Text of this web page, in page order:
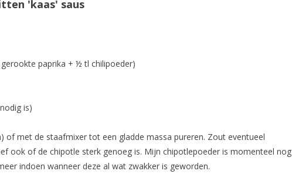
'kaas' saus
paprika + ½ tl chilipoeder)
is)
of met de staafmixer tot een gladde massa pureren. Zout eventueel
ook of de chipotle sterk genoeg is. Mijn chipotlepoeder is momenteel nog
indoen wanneer deze al wat zwakker is geworden.